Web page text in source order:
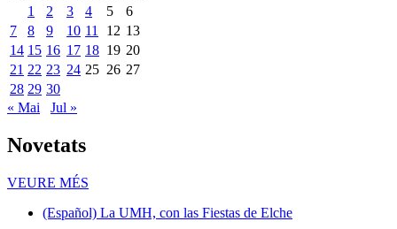
1
2 3 4 5
6
7
8 9 10 11 12 13
14 15 16 17 18 19 20
21 22 23 24 25 26 27
28 29 30
« Mai
Jul »
Novetats
VEURE MÉS
(Español) La UMH, con las Fiestas de Elche